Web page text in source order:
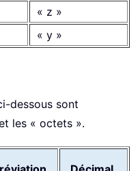
« z »
« y »
dessous sont
les « octets ».